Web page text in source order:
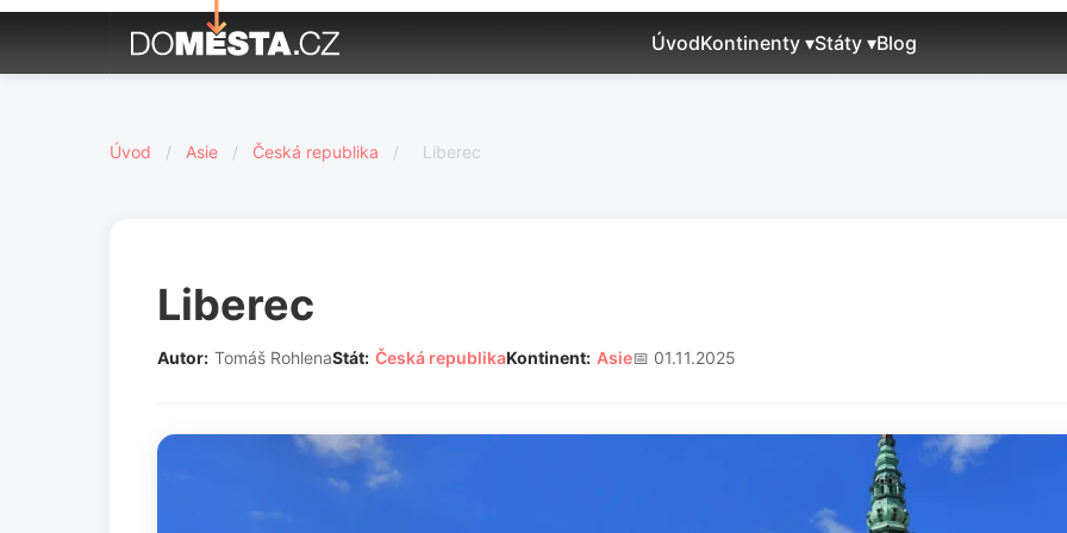
ÚvodKontinenty ▾Státy ▾Blog
Úvod / Asie / Česká republika / Liberec
Liberec
Autor: Tomáš RohlenaStát: Česká republikaKontinent: Asie📅 01.11.2025